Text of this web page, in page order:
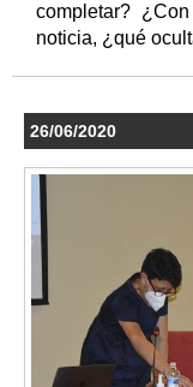
completar?
noticia, ¿qué
26/06/2020